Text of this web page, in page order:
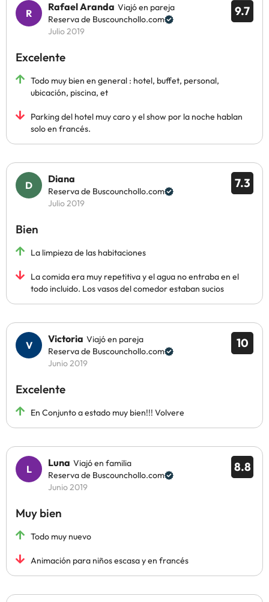
9.7
Rafael Aranda Viajó en pareja
Reserva de Buscounchollo.com
Julio 2019
Excelente
Todo muy bien en general : hotel, buffet, personal,
ubicación, piscina, et
Parking del hotel muy caro y el show por la noche hablan
solo en francés.
7.3
Diana
Reserva de Buscounchollo.com
Julio 2019
Bien
La limpieza de las habitaciones
La comida era muy repetitiva y el agua no entraba en el
todo incluido. Los vasos del comedor estaban sucios
10
Victoria Viajó en pareja
Reserva de Buscounchollo.com
Junio 2019
Excelente
En Conjunto a estado muy bien!!! Volvere
8.8
Luna Viajó en familia
Reserva de Buscounchollo.com
Junio 2019
Muy bien
Todo muy nuevo
Animación para niños escasa y en francés